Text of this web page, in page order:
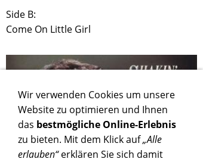
Side B:
Come On Little Girl
Wir verwenden Cookies um unsere
Website zu optimieren und Ihnen
das bestmögliche Online-Erlebnis
zu bieten. Mit dem Klick auf„Alle
erlauben“erklären Sie sich damit